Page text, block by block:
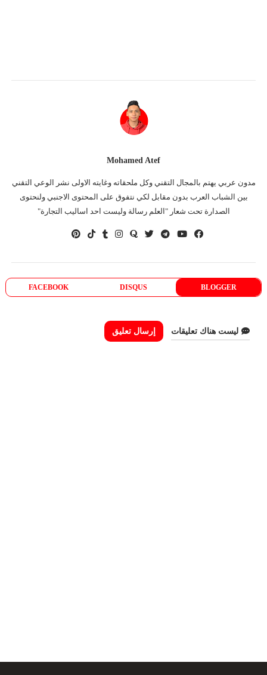
Mohamed Atef
مدون عربي يهتم بالمجال التقني وكل ملحقاته وغايته الاولى نشر الوعي التقني
بين الشباب العرب بدون مقابل لكي نتفوق على المحتوى الاجنبي ولنحتوى
الصدارة تحت شعار "العلم رسالة وليست احد اساليب التجارة"
BLOGGER
DISQUS
FACEBOOK
ليست هناك تعليقات إرسال تعليق